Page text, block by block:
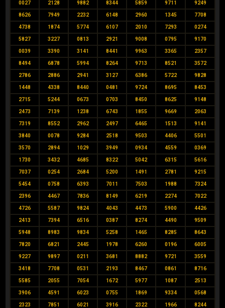
0027 2128 9882 8344 5859 9711 9249
8626 7949 2232 6148 2960 1345 7708
4738 1874 5774 6107 2010 7293 0274
5827 3227 0813 2921 9008 0795 9170
0039 3390 3141 8441 9963 3365 2357
8494 6878 5994 8264 9713 8521 3572
2786 2886 2941 3127 6386 5722 9828
1448 4338 8440 0481 9724 8695 8453
2715 5244 0673 0703 8450 8625 9148
2473 7139 1238 6743 1855 9669 2063
7319 8552 2962 2497 6465 1513 9141
3840 0078 9284 2518 9503 4406 5501
3570 2894 1029 3949 0934 4559 0369
1730 3432 4685 8322 5042 6315 5616
7037 0254 2684 5200 1491 2781 9215
5454 0758 6393 7011 7503 1988 7324
2396 4467 7836 8149 6219 2274 7022
4726 5587 9824 4043 4473 5900 4426
2413 7394 6516 0387 8274 4490 9509
5948 8983 9834 5258 1465 8285 8643
7820 6821 2445 1978 6260 0196 6005
9227 9897 0211 3681 8882 9721 3559
3418 7708 0531 2193 8467 0861 8716
5585 2055 7054 1672 5977 1087 2513
3906 4591 6023 0755 1869 9334 0568
2323 7851 6021 3916 2322 1966 8244